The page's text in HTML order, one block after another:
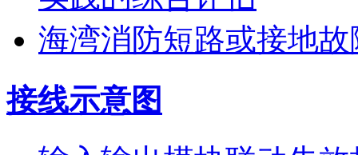
海湾消防短路或接地
接线示意图